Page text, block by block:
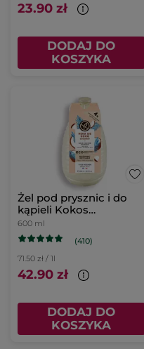
23.90 zł
DODAJ DO
KOSZYKA
Żel pod prysznic i do
kąpieli Kokos
uzupełniacz
600 ml
(410)
71.50 zł / 1l
42.90 zł
DODAJ DO
KOSZYKA